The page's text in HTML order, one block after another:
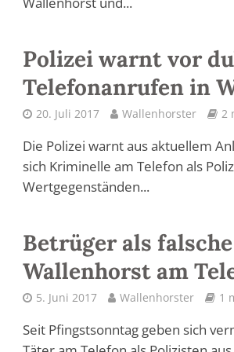
Polizei warnt vor
Telefonanrufen in
20. Juli 2017 Wallenhorster 2
Die Polizei warnt aus aktuellem
sich Kriminelle am Telefon als
Wertgegenständen...
Betrüger als
Wallenhorst am
5. Juni 2017 Wallenhorster 1
Seit Pfingstsonntag geben sich